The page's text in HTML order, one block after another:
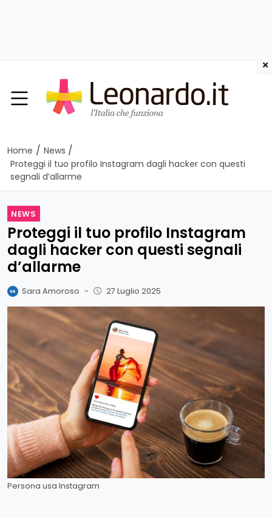
Home / News /
Proteggi il tuo profilo Instagram dagli hacker con questi
segnali d’allarme
NEWS
Proteggi il tuo profilo Instagram
dagli hacker con questi segnali
d’allarme
Sara Amoroso - 27 Luglio 2025
Persona usa Instagram
×